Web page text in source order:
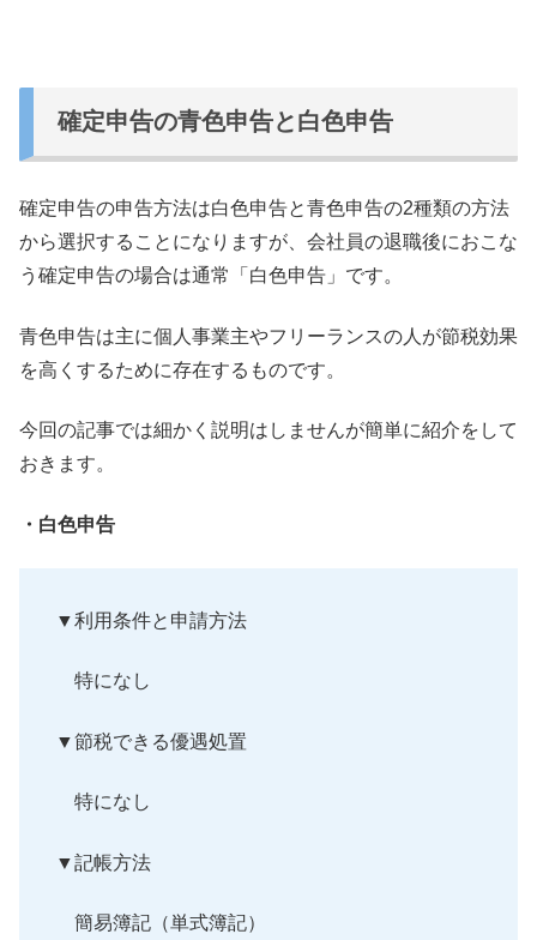
確定申告の青色申告と白色申告
確定申告の申告方法は白色申告と青色申告の2種類の方法
から選択することになりますが、 会社員の退職後におこな
う確定申告の場合は通常「白色申告」 です。
青色申告は主に個人事業主やフリーランスの人が節税効果
を高くするために存在するものです。
今回の記事では細かく説明はしませんが簡単に紹介をして
おきます。
・白色申告
▼利用条件と申請方法
特になし
▼節税できる優遇処置
特になし
▼記帳方法
簡易簿記（単式簿記）